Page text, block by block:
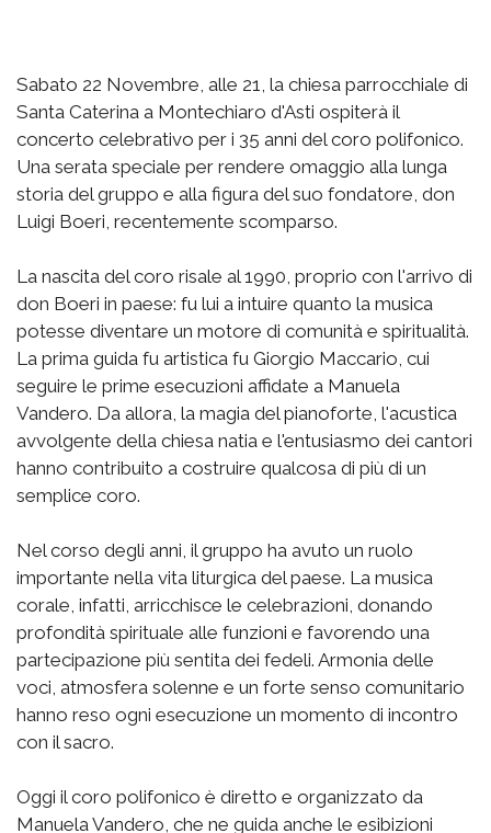
Sabato 22 Novembre, alle 21, la chiesa parrocchiale di
Santa Caterina a Montechiaro d'Asti ospiterà il
concerto celebrativo per i 35 anni del coro polifonico.
Una serata speciale per rendere omaggio alla lunga
storia del gruppo e alla figura del suo fondatore, don
Luigi Boeri, recentemente scomparso.
La nascita del coro risale al 1990, proprio con l'arrivo di
don Boeri in paese: fu lui a intuire quanto la musica
potesse diventare un motore di comunità e spiritualità.
La prima guida fu artistica fu Giorgio Maccario, cui
seguire le prime esecuzioni affidate a Manuela
Vandero. Da allora, la magia del pianoforte, l'acustica
avvolgente della chiesa natia e l'entusiasmo dei cantori
hanno contribuito a costruire qualcosa di più di un
semplice coro.
Nel corso degli anni, il gruppo ha avuto un ruolo
importante nella vita liturgica del paese. La musica
corale, infatti, arricchisce le celebrazioni, donando
profondità spirituale alle funzioni e favorendo una
partecipazione più sentita dei fedeli. Armonia delle
voci, atmosfera solenne e un forte senso comunitario
hanno reso ogni esecuzione un momento di incontro
con il sacro.
Oggi il coro polifonico è diretto e organizzato da
Manuela Vandero, che ne guida anche le esibizioni